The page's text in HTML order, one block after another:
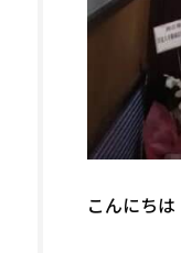
こんにち